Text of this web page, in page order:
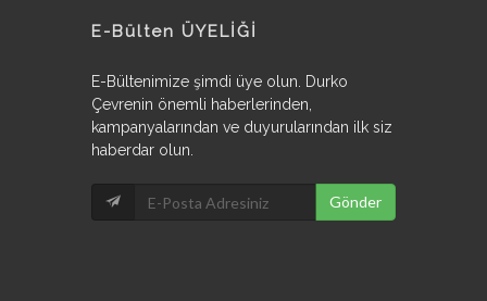
E-Bülten ÜYELİĞİ
E-Bültenimize şimdi üye olun. Durko
Çevrenin önemli haberlerinden,
kampanyalarından ve duyurularından ilk siz
haberdar olun.